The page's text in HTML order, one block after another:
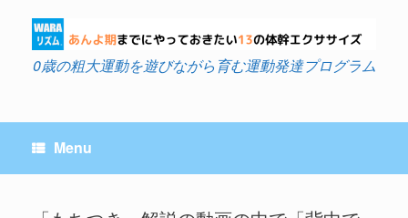
content
0歳の粗大運動を遊びながら育む運動発達プログラム
Menu